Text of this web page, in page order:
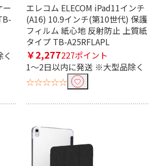
ー
エレコム ELECOM iPad11インチ
(A16) 10.9インチ(第10世代) 保護
フィルム 紙心地 反射防止 上質紙
タイプ TB-A25RFLAPL
￥2,277227ポイント
1～2日以内に発送 ※大型品除く
☆☆☆☆☆